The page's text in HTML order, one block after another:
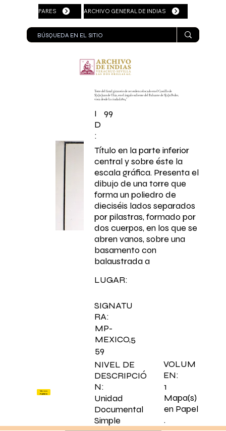
PARES ARCHIVO GENERAL DE INDIAS
Torre del fanal giratorio de 1er orden colocado en el Castillo de
S[a]n Juan de Ulúa, en el ángulo saliente del Baluarte de S[a]n Pedro,
vista desde la ciudad.1804"
I
D
:
99
Título en la parte inferior
central y sobre éste la
escala gráfica. Presenta el
dibujo de una torre que
forma un poliedro de
dieciséis lados separados
por pilastras, formado por
dos cuerpos, en los que se
abren vanos, sobre una
basamento con
balaustrada a
SIGNATU
RA:
MP-
MEXICO,5
59
LUGAR:
NIVEL DE
DESCRIPCIÓ
N:
Unidad
Documental
Simple
Ver en
PARES
VOLUM
EN:
1
Mapa(s)
en Papel
.